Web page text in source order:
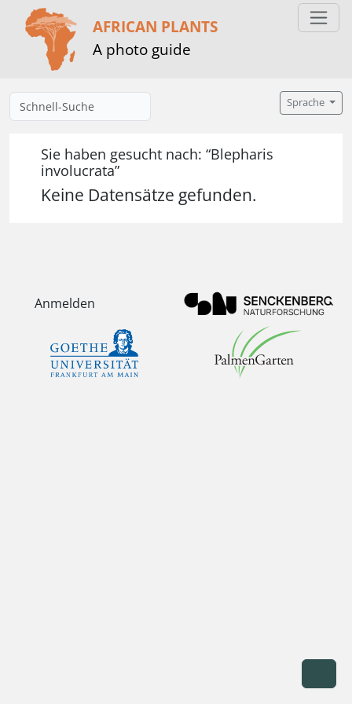
AFRICAN PLANTS
A photo guide
Sprache
Sie haben gesucht nach: “Blepharis
involucrata”
Keine Datensätze gefunden.
Anmelden